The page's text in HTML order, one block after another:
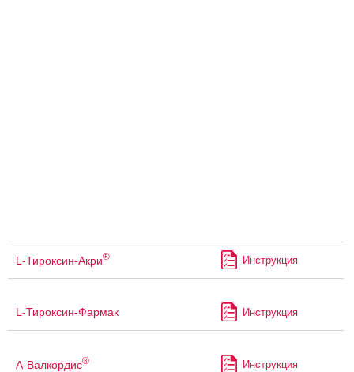
L-Тироксин-Акри® Инструкция
L-Тироксин-Фармак Инструкция
А-Валкордис® Инструкция